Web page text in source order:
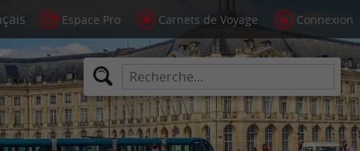
Espace Pro Carnets de Voyage Connexion